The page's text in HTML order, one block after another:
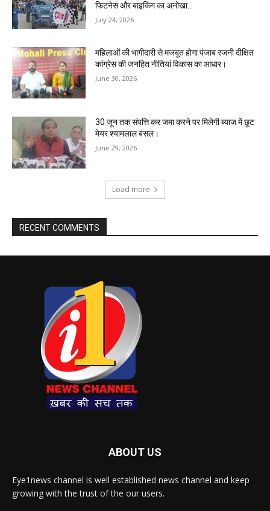
फिटनेस और बाइकिंग का अनोखा...
July 24, 2026
महिलाओं की भागीदारी से मजबूत होगा पंजाब रजनी दीक्षित
कांग्रेस की जनहित नीतियां विकास का आधार।
June 30, 2026
30 जून तक संपत्ति कर जमा करने पर मिलेगी ब्याज में छूट
मेयर श्यामलाल बंसल।
June 29, 2026
Load more
RECENT COMMENTS
ABOUT US
Eye1news channel is well established news channel and keep
growing with the trust of the our users.